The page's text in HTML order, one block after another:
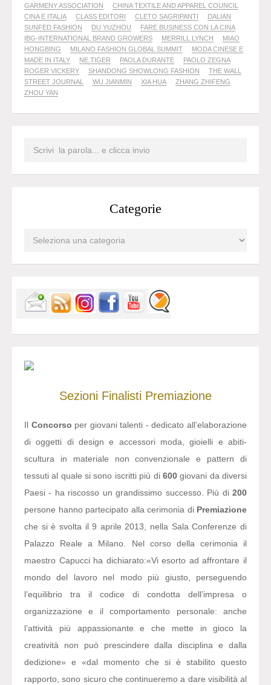
GARMENY ASSOCIATION
CHINA TEXTILE AND APPAREL COUNCIL
CINA E ITALIA
CLASS EDITORI CLETO SAGRIPANTI
DALIAN
SUNFED FASHION
DU YUZHOU
FARE BUSINESS CON LA CINA
IBG-INTERNATIONAL BRAND GROWERS
MERRILL LYNCH
MIAO
HONGBING
MILANO FASHION GLOBAL SUMMIT
MODA CINESE E
MADE IN ITALY
NE.TIGER PAOLA DURANTE
PAOLO ZEGNA
ROGER VICKERY
SHANDONG SHOWLONG FASHION
THE WALL
STREET JOURNAL
WU JIANMIN XIA HUA
ZHANG ZHIFENG
ZHOU YAN
Categorie
Sezioni Finalisti Premiazione
Il Concorso per giovani talenti - dedicato all’elaborazione
di oggetti di design e accessori moda, gioielli e abiti-
scultura in materiale non convenzionale e pattern di
tessuti al quale si sono iscritti più di 600giovani da diversi
Paesi - ha riscosso un grandissimo successo. Più di 200
persone hanno partecipato alla cerimonia di Premiazione
che si è svolta il 9 aprile 2013, nella Sala Conferenze di
Palazzo Reale a Milano. Nel corso della cerimonia il
maestro Capucci ha dichiarato:«Vi esorto ad affrontare il
mondo del lavoro nel modo più giusto, perseguendo
l’equilibrio tra il codice di condotta dell’impresa o
organizzazione e il comportamento personale: anche
l’attività più appassionante e che mette in gioco la
creatività non può prescindere dalla disciplina e dalla
dedizione» e «dal momento che si è stabilito questo
rapporto, sono sicuro che continueremo a dare visibilità al